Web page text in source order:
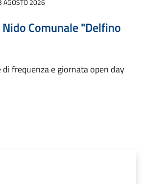
Comunale "Delfino
frequenza e giornata open day